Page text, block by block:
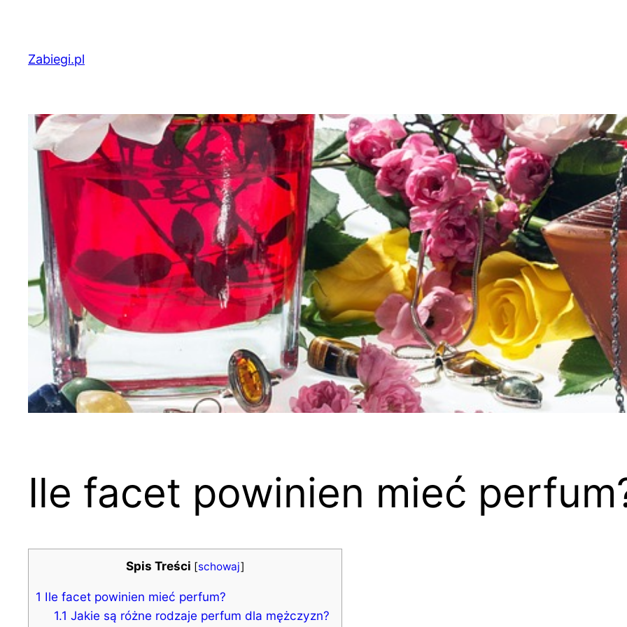
treściZabiegi.pl
Ile facet powinien mieć
Spis Treści [schowaj]
1 Ile facet powinien mieć perfum?
1.1 Jakie są różne rodzaje perfum dla mężczyzn?